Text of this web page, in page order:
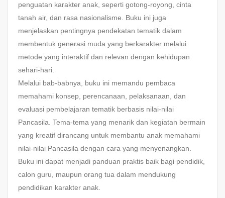
penguatan karakter anak, seperti gotong-royong, cinta
tanah air, dan rasa nasionalisme. Buku ini juga
menjelaskan pentingnya pendekatan tematik dalam
membentuk generasi muda yang berkarakter melalui
metode yang interaktif dan relevan dengan kehidupan
sehari-hari.
Melalui bab-babnya, buku ini memandu pembaca
memahami konsep, perencanaan, pelaksanaan, dan
evaluasi pembelajaran tematik berbasis nilai-nilai
Pancasila. Tema-tema yang menarik dan kegiatan bermain
yang kreatif dirancang untuk membantu anak memahami
nilai-nilai Pancasila dengan cara yang menyenangkan.
Buku ini dapat menjadi panduan praktis baik bagi pendidik,
calon guru, maupun orang tua dalam mendukung
pendidikan karakter anak.